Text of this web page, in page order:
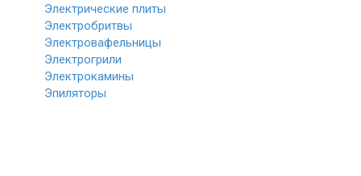
Электрические плиты
Электробритвы
Электровафельницы
Электрогрили
Электрокамины
Эпиляторы